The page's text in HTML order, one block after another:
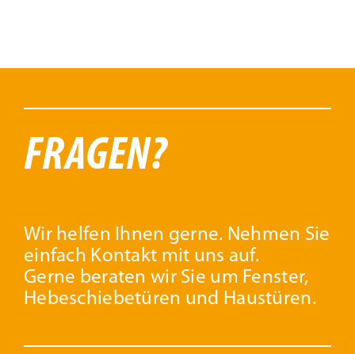
FRAGEN?
Wir helfen Ihnen gerne. Nehmen Sie
einfach Kontakt mit uns auf.
Gerne beraten wir Sie um Fenster,
Hebeschiebetüren und Haustüren.